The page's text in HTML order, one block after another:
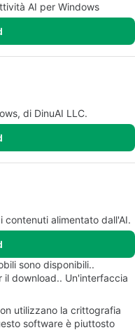
AI per Windows
di DinuAI LLC.
contenuti alimentato dall'AI.
sono disponibili..
download.. Un'interfaccia
utilizzano la crittografia
software è piuttosto